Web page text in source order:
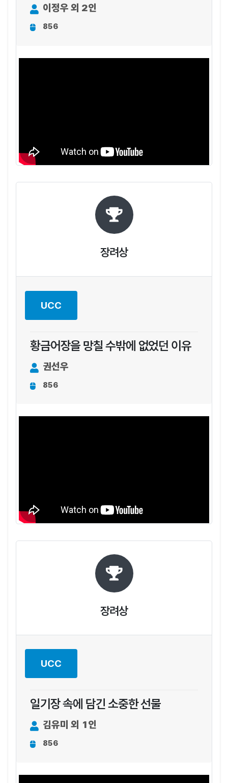
이정우 외 2인
856
장려상
UCC
황금어장을 망칠 수밖에 없었던 이유
권선우
856
장려상
UCC
일기장 속에 담긴 소중한 선물
김유미 외 1인
856